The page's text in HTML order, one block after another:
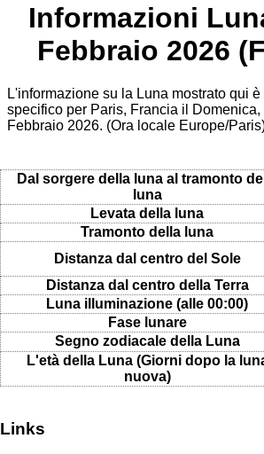
Informazioni
Febbraio 2026
L'informazione su la Luna mostrato qui è
specifico per Paris, Francia il Domenica,
Febbraio 2026. (Ora locale Europe/
Dal sorgere della luna al tramonto
luna
Levata della luna
Tramonto della luna
Distanza dal centro del Sole
Distanza dal centro della Terra
Luna illuminazione (alle 00:00)
Fase lunare
Segno zodiacale della Luna
L'età della Luna (Giorni dopo la
nuova)
Links